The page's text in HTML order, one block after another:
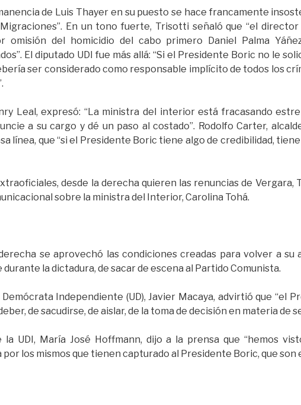
de Luis Thayer en su puesto se hace francamente
En un tono fuerte, Trisotti señaló que “el
omisión del homicidio del cabo primero Daniel Palma
El diputado UDI fue más allá: “Si el Presidente Boric no le
ser considerado como responsable implícito de todos los
Leal, expresó: “La ministra del interior está fracasando
a su cargo y dé un paso al costado”. Rodolfo Carter,
línea, que “si el Presidente Boric tiene algo de credibilidad,
desde la derecha quieren las renuncias de Vergara,
sobre la ministra del Interior, Carolina Tohá.
se aprovechó las condiciones creadas para volver a
la dictadura, de sacar de escena al Partido Comunista.
Independiente (UD), Javier Macaya, advirtió que “el
de sacudirse, de aislar, de la toma de decisión en materia de
UDI, María José Hoffmann, dijo a la prensa que “hemos
los mismos que tienen capturado al Presidente Boric, que son